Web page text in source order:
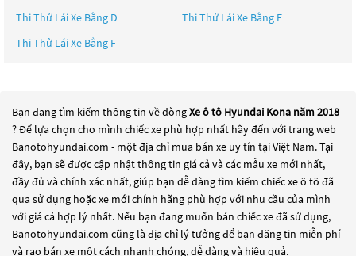
Thi Thử Lái Xe Bằng D
Thi Thử Lái Xe Bằng E
Thi Thử Lái Xe Bằng F
Bạn đang tìm kiếm thông tin về dòngXe ô tô Hyundai Kona năm 2018
? Để lựa chọn cho mình chiếc xe phù hợp nhất hãy đến với trang web
Banotohyundai.com - một địa chỉ mua bán xe uy tín tại Việt Nam. Tại
đây, bạn sẽ được cập nhật thông tin giá cả và các mẫu xe mới nhất,
đầy đủ và chính xác nhất, giúp bạn dễ dàng tìm kiếm chiếc xe ô tô đã
qua sử dụng hoặc xe mới chính hãng phù hợp với nhu cầu của mình
với giá cả hợp lý nhất. Nếu bạn đang muốn bán chiếc xe đã sử dụng,
Banotohyundai.com cũng là địa chỉ lý tưởng để bạn đăng tin miễn phí
và rao bán xe một cách nhanh chóng, dễ dàng và hiệu quả.